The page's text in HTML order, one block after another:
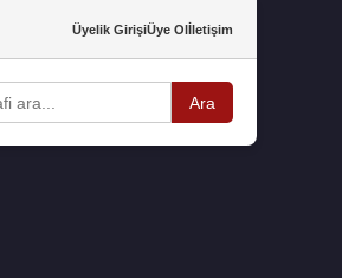
Üyelik GirişiÜye Olİletişim
Ara